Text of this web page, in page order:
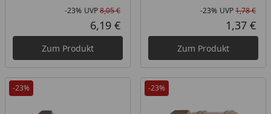
Rabatt in Prozent
-23%
Ursprünglicher Preis
UVP8,05 €
Aktueller Preis
6,19 €
Zum Produkt
-23% UVP1,78 €
1,37 €
Zum Produkt
-23% -23%